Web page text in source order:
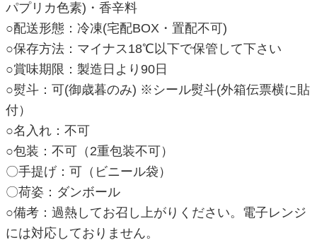
パプリカ色素)・香辛料
○配送形態：冷凍(宅配BOX・置配不可)
○保存方法：マイナス18℃以下で保管して下さい
○賞味期限：製造日より90日
○熨斗：可(御歳暮のみ) ※シール熨斗(外箱伝票横に貼
付）
○名入れ：不可
○包装：不可（2重包装不可）
〇手提げ：可（ビニール袋）
〇荷姿：ダンボール
○備考：過熱してお召し上がりください。電子レンジ
には対応しておりません。